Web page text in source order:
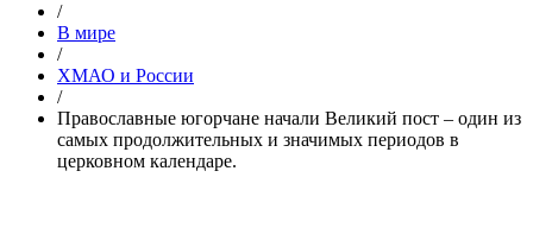
/
В мире
/
ХМАО и России
/
Православные югорчане начали Великий пост – один из
самых продолжительных и значимых периодов в
церковном календаре.